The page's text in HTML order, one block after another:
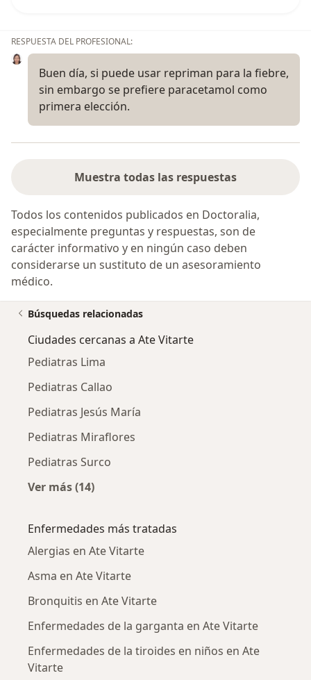
RESPUESTA DEL PROFESIONAL:
Buen día, si puede usar repriman para la fiebre,
sin embargo se prefiere paracetamol como
primera elección.
Muestra todas las respuestas
Todos los contenidos publicados en Doctoralia,
especialmente preguntas y respuestas, son de
carácter informativo y en ningún caso deben
considerarse un sustituto de un asesoramiento
médico.
Búsquedas relacionadas
Ciudades cercanas a Ate Vitarte
Pediatras Lima
Pediatras Callao
Pediatras Jesús María
Pediatras Miraflores
Pediatras Surco
Ver más (14)
Enfermedades más tratadas
Alergias en Ate Vitarte
Asma en Ate Vitarte
Bronquitis en Ate Vitarte
Enfermedades de la garganta en Ate Vitarte
Enfermedades de la tiroides en niños en Ate
Vitarte